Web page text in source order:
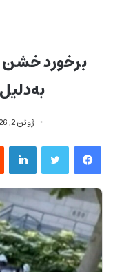
برخورد خشن
ژوئن 2, 2026
فیس بوک توییتر